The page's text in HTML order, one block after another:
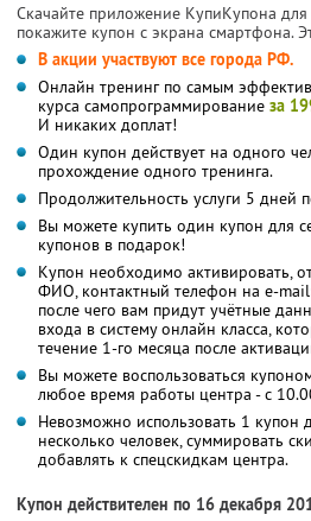
Скачайте приложение КупиКупона для
покажите купон с экрана смартфона.
В акции участвуют все города РФ.
Онлайн тренинг по самым
курса самопрограммирование за
И никаких доплат!
Один купон действует на одного
прохождение одного тренинга.
Продолжительность услуги 5 дней
Вы можете купить один купон для
купонов в подарок!
Купон необходимо активировать,
ФИО, контактный телефон на e-
после чего вам придут учётные
входа в систему онлайн класса,
течение 1-го месяца после
Вы можете воспользоваться
любое время работы центра - с
Невозможно использовать 1 купон
несколько человек, суммировать
добавлять к спецскидкам центра.
Купон действителен по 16 декабря